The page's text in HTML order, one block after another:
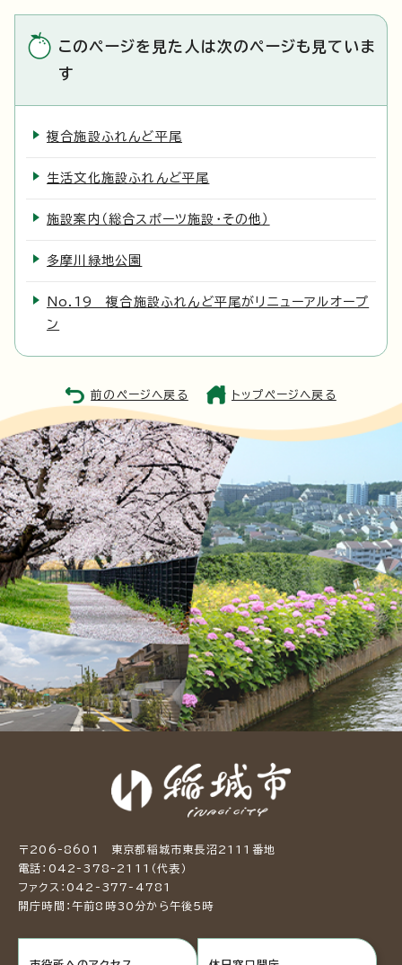
このページを見た人は次のページも見ていま
す
複合施設ふれんど平尾
生活文化施設ふれんど平尾
施設案内（総合スポーツ施設・その他）
多摩川緑地公園
No.19 複合施設ふれんど平尾がリニューアルオープ
ン
前のページへ戻る トップページへ戻る
〒206-8601 東京都稲城市東長沼2111番地
電話：042-378-2111（代表）
ファクス：042-377-4781
開庁時間：午前8時30分から午後5時